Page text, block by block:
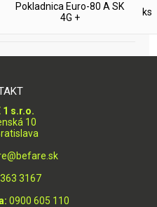
Pokladnica Euro-80 A SK
4G +
ks
1 s.r.o.
10
3167
0900 605 110